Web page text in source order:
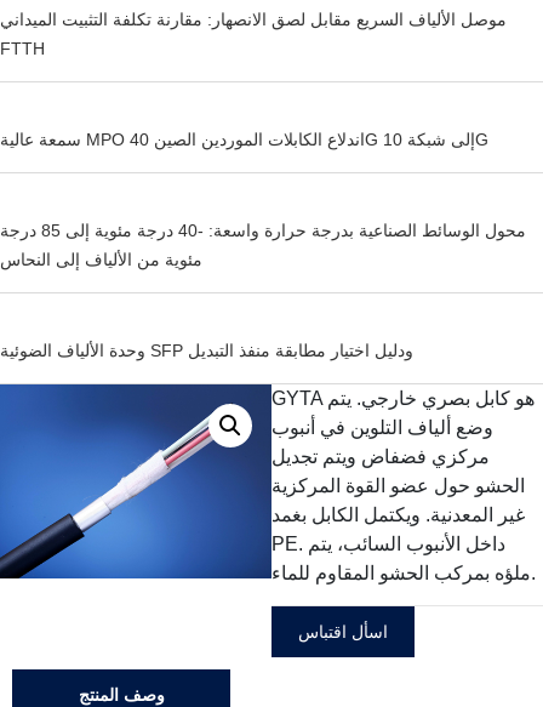
موصل الألياف السريع مقابل لصق الانصهار: مقارنة تكلفة التثبيت الميداني
FTTH
سمعة عالية MPO اندلاع الكابلات الموردين الصين 40G إلى شبكة 10G
محول الوسائط الصناعية بدرجة حرارة واسعة: -40 درجة مئوية إلى 85 درجة
مئوية من الألياف إلى النحاس
وحدة الألياف الضوئية SFP ودليل اختيار مطابقة منفذ التبديل
GYTA هو كابل بصري خارجي. يتم
وضع ألياف التلوين في أنبوب
مركزي فضفاض ويتم تجديل
الحشو حول عضو القوة المركزية
غير المعدنية. ويكتمل الكابل بغمد
PE. داخل الأنبوب السائب، يتم
ملؤه بمركب الحشو المقاوم للماء.
اسأل اقتباس
وصف المنتج